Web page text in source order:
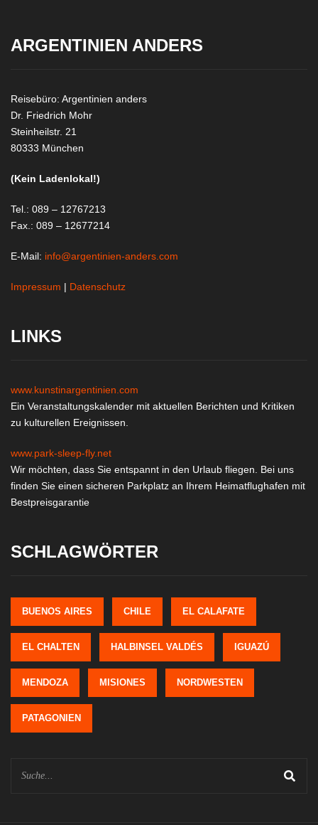
ARGENTINIEN ANDERS
Reisebüro: Argentinien anders
Dr. Friedrich Mohr
Steinheilstr. 21
80333 München
(Kein Ladenlokal!)
Tel.: 089 – 12767213
Fax.: 089 – 12677214
E-Mail: info@argentinien-anders.com
Impressum | Datenschutz
LINKS
www.kunstinargentinien.com
Ein Veranstaltungskalender mit aktuellen Berichten und Kritiken
zu kulturellen Ereignissen.
www.park-sleep-fly.net
Wir möchten, dass Sie entspannt in den Urlaub fliegen. Bei uns
finden Sie einen sicheren Parkplatz an Ihrem Heimatflughafen mit
Bestpreisgarantie
SCHLAGWÖRTER
BUENOS AIRES CHILE EL CALAFATE
EL CHALTEN HALBINSEL VALDÉS IGUAZÚ
MENDOZA MISIONES NORDWESTEN
PATAGONIEN